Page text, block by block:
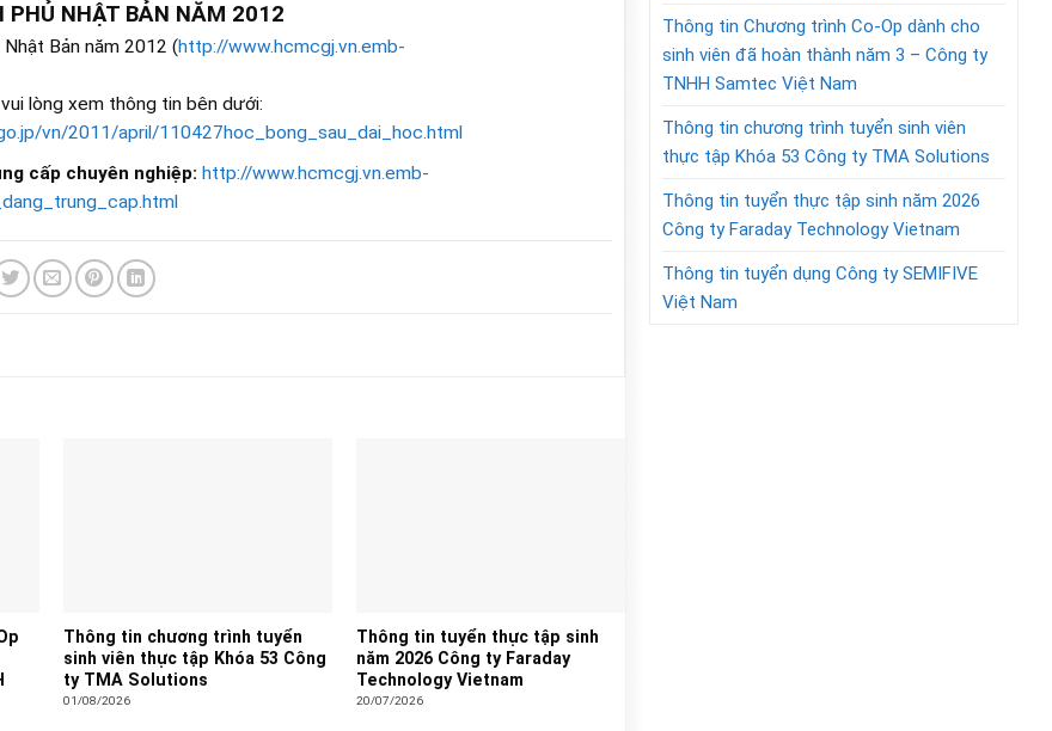
PHỦ NHẬT BẢN NĂM 2012
Bản năm 2012 (http://www.hcmcgj.vn.emb-
lòng xem thông tin bên dưới:
vn/2011/april/110427hoc_bong_sau_dai_hoc.html
cấp chuyên nghiệp: http://www.hcmcgj.vn.emb-
Thông tin chương trình tuyển
sinh viên thực tập Khóa 53 Công
ty TMA Solutions
01/08/2026
Thông tin tuyển thực tập sinh
năm 2026 Công ty Faraday
Technology Vietnam
20/07/2026
Thông tin Chương trình Co-Op dành cho
sinh viên đã hoàn thành năm 3 – Công ty
TNHH Samtec Việt Nam
Thông tin chương trình tuyển sinh viên
thực tập Khóa 53 Công ty TMA Solutions
Thông tin tuyển thực tập sinh năm 2026
Công ty Faraday Technology Vietnam
Thông tin tuyển dụng Công ty SEMIFIVE
Việt Nam